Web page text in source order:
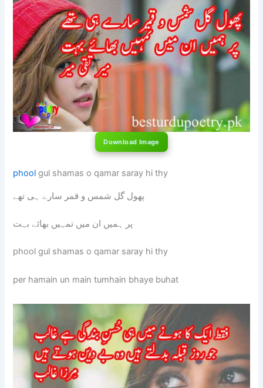
Download Image
phool gul shamas o qamar saray hi thy
پھول گل شمس و قمر سارے ہی تھے
پر ہمیں ان میں تمہیں بھائے بہت
phool gul shamas o qamar saray hi thy
per hamain un main tumhain bhaye buhat